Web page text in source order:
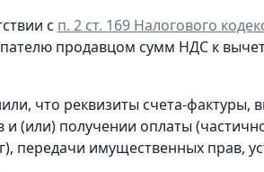
с п. 2 ст. 169 Налогового
продавцом сумм НДС к
что реквизиты счета-фактуры,
(или) получении оплаты
передачи имущественных прав,